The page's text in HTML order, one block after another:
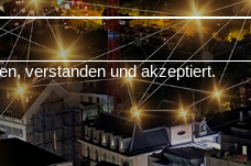
verstanden und akzeptiert.